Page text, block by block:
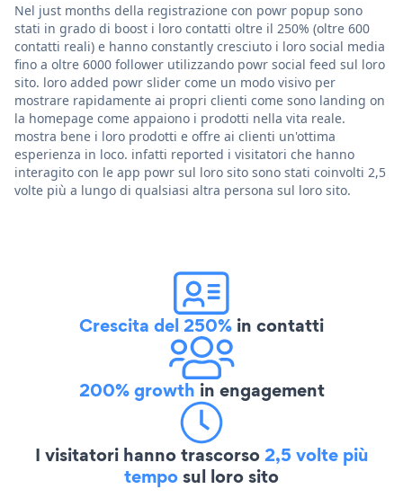
Nel just months della registrazione con powr popup sono
stati in grado di boost i loro contatti oltre il 250% (oltre 600
contatti reali) e hanno constantly cresciuto i loro social media
fino a oltre 6000 follower utilizzando powr social feed sul loro
sito. loro added powr slider come un modo visivo per
mostrare rapidamente ai propri clienti come sono landing on
la homepage come appaiono i prodotti nella vita reale.
mostra bene i loro prodotti e offre ai clienti un'ottima
esperienza in loco. infatti reported i visitatori che hanno
interagito con le app powr sul loro sito sono stati coinvolti 2,5
volte più a lungo di qualsiasi altra persona sul loro sito.
Crescita del 250% in contatti
200% growth in engagement
I visitatori hanno trascorso2,5 volte più
temposul loro sito